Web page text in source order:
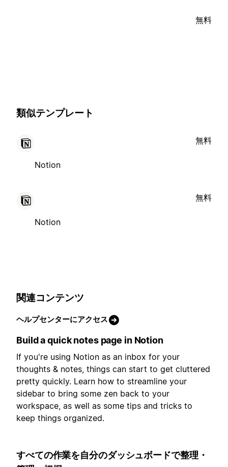
無料
類似テンプレート
Notion
無料
Notion
無料
関連コンテンツ
ヘルプセンターにアクセス
Build a quick notes page in Notion
If you're using Notion as an inbox for your
thoughts & notes, things can start to get cluttered
pretty quickly. Learn how to streamline your
sidebar to bring some zen back to your
workspace, as well as some tips and tricks to
keep things organized.
すべての作業を自分のダッシュボードで整理・